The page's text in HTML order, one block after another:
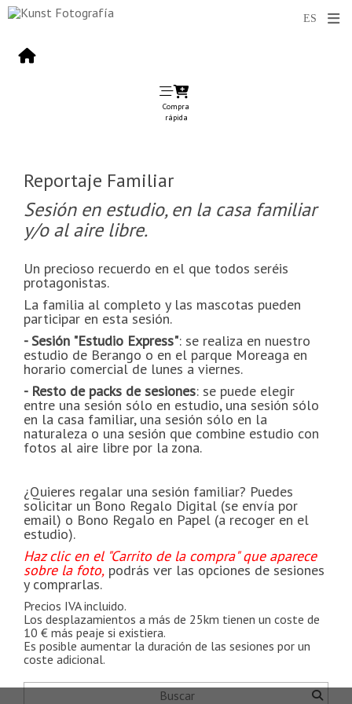
Compra
rápida
Reportaje Familiar
Sesión en estudio, en la casa familiar
y/o al aire libre.
Un precioso recuerdo en el que todos seréis
protagonistas.
La familia al completo y las mascotas pueden
participar en esta sesión.
- Sesión "Estudio Express": se realiza en nuestro
estudio de Berango o en el parque Moreaga en
horario comercial de lunes a viernes.
- Resto de packs de sesiones: se puede elegir
entre una sesión sólo en estudio, una sesión sólo
en la casa familiar, una sesión sólo en la
naturaleza o una sesión que combine estudio con
fotos al aire libre por la zona.
¿Quieres regalar una sesión familiar? Puedes
solicitar un Bono Regalo Digital (se envía por
email) o Bono Regalo en Papel (a recoger en el
estudio).
Haz clic en el "Carrito de la compra" que aparece
sobre la foto, podrás ver las opciones de sesiones
y comprarlas.
Precios IVA incluido.
Los desplazamientos a más de 25km tienen un coste de
10 € más peaje si existiera.
Es posible aumentar la duración de las sesiones por un
coste adicional.